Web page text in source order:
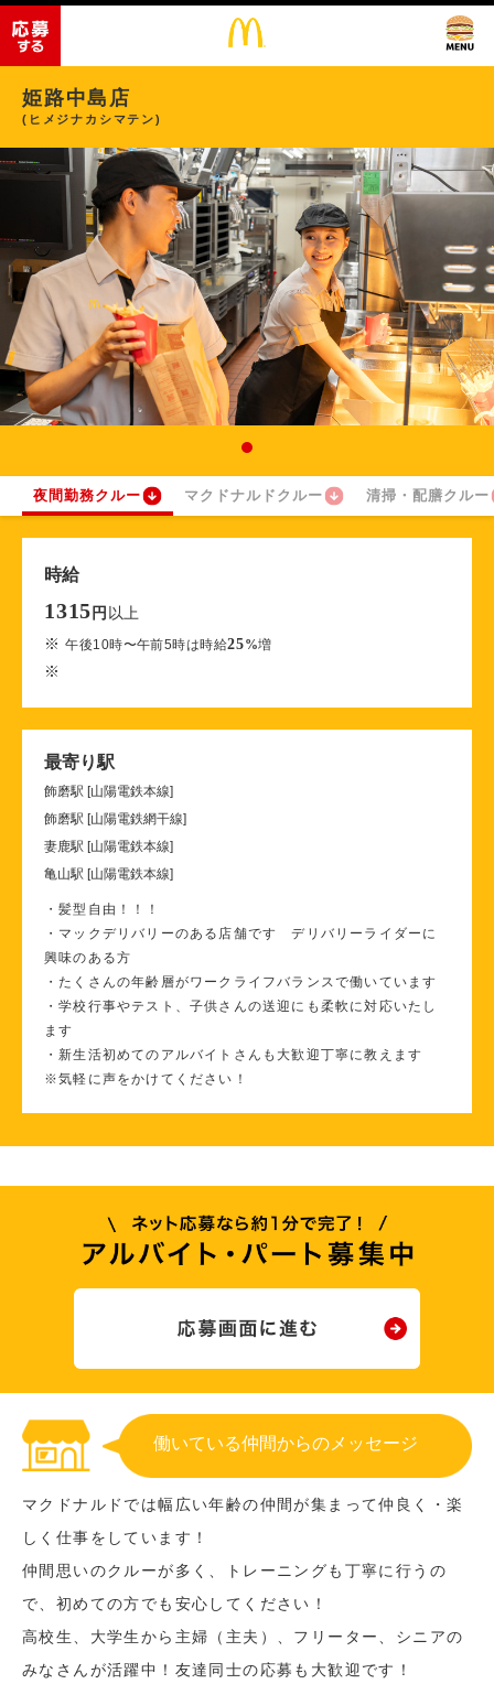
姫路中島店
(ヒメジナカシマテン)
夜間勤務クルー マクドナルドクルー 清掃・配膳クルー
時給
1315 円 以上
※午後10時〜午前5時は時給25%増
※
最寄り駅
飾磨駅 [山陽電鉄本線]
飾磨駅 [山陽電鉄網干線]
妻鹿駅 [山陽電鉄本線]
亀山駅 [山陽電鉄本線]
・髪型自由！！！
・マックデリバリーのある店舗です デリバリーライダーに
興味のある方
・たくさんの年齢層がワークライフバランスで働いています
・学校行事やテスト、子供さんの送迎にも柔軟に対応いたし
ます
・新生活初めてのアルバイトさんも大歓迎丁寧に教えます
※気軽に声をかけてください！
働いている仲間からのメッセージ
マクドナルドでは幅広い年齢の仲間が集まって仲良く・楽
しく仕事をしています！
仲間思いのクルーが多く、トレーニングも丁寧に行うの
で、初めての方でも安心してください！
高校生、大学生から主婦（主夫）、フリーター、シニアの
みなさんが活躍中！友達同士の応募も大歓迎です！